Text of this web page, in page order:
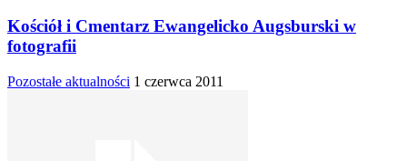
Kościół i Cmentarz Ewangelicko Augsburski w
fotografii
Pozostałe aktualności 1 czerwca 2011